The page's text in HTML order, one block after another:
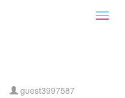
guest3997587